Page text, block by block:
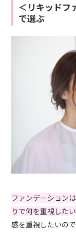
＜リキッドフ
で選ぶ
ファンデーション
りで何を重視した
感を重視したいの